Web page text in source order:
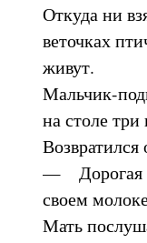
Откуда ни
веточках
живут.
Мальчик-
на столе три
— Дорогая
своем
Мать